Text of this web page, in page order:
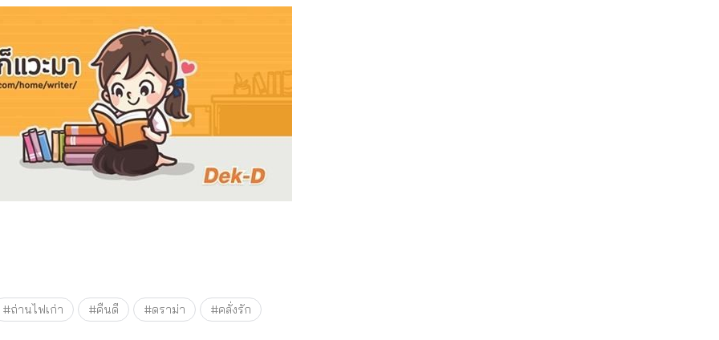
#ถ่านไฟเก่า #คืนดี #ดราม่า #คลั่งรัก